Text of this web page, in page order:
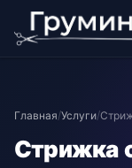
Главная/Услуги/
Стрижка